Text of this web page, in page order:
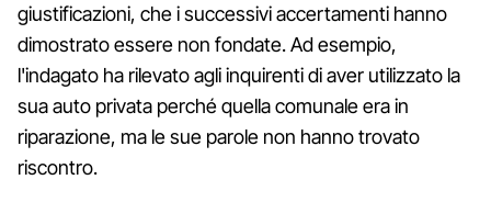
giustificazioni, che i successivi accertamenti hanno
dimostrato essere non fondate. Ad esempio,
l'indagato ha rilevato agli inquirenti di aver utilizzato la
sua auto privata perché quella comunale era in
riparazione, ma le sue parole non hanno trovato
riscontro.